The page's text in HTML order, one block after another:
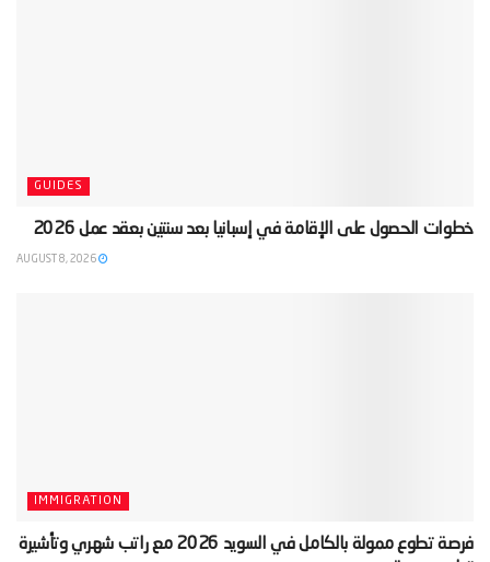
GUIDES
‫خطوات الحصول على الإقامة في إسبانيا بعد سنتين بعقد عمل 2026‬
IMMIGRATION
‫فرصة تطوع ممولة بالكامل في السويد 2026 مع راتب شهري وتأشيرة